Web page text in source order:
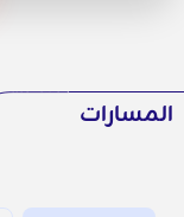
المسارات